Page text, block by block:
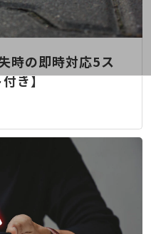
時の即時対応5ス
き】